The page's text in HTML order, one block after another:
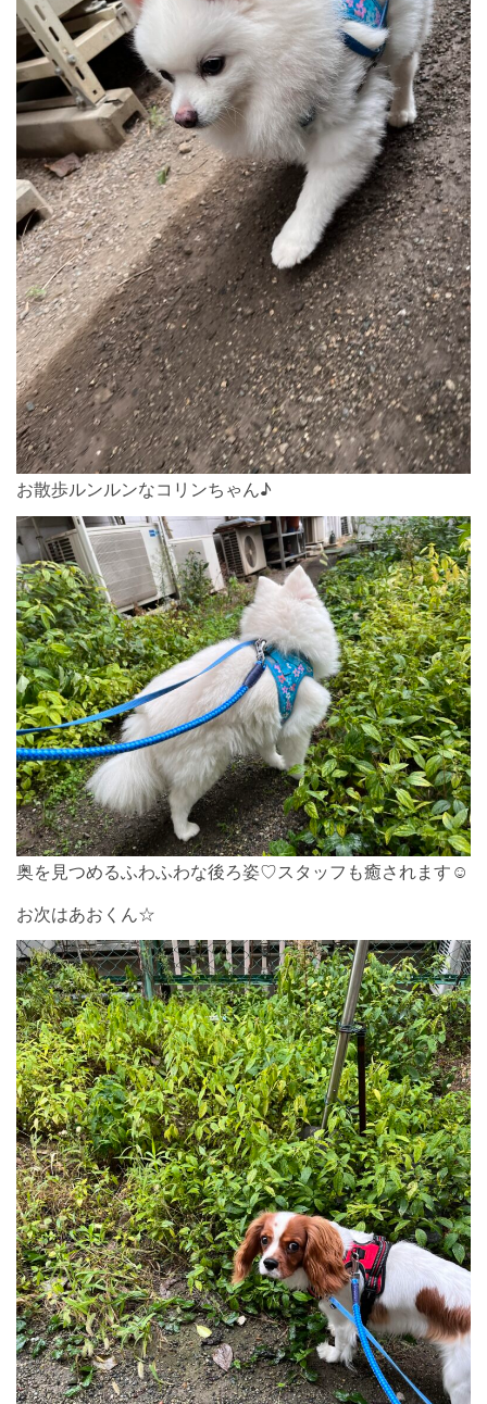
お散歩ルンルンなコリンちゃん♪
奥を見つめるふわふわな後ろ姿♡スタッフも癒されます☺︎
お次はあおくん☆